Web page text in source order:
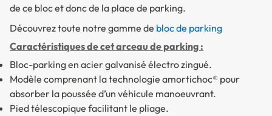
de ce bloc et donc de la place de parking.
Découvrez toute notre gamme de bloc de parking
Caractéristiques de cet arceau de parking :
Bloc-parking en acier galvanisé électro zingué.
Modèle comprenant la technologie amortichoc® pour
absorber la poussée d’un véhicule manoeuvrant.
Pied télescopique facilitant le pliage.